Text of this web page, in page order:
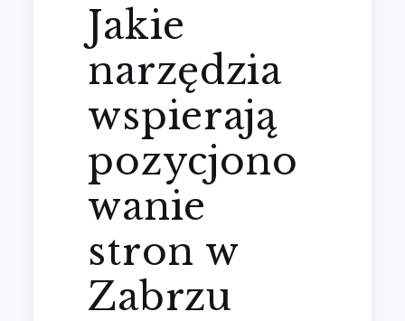
Jakie
narzędzia
wspierają
pozycjono
wanie
stron w
Zabrzu